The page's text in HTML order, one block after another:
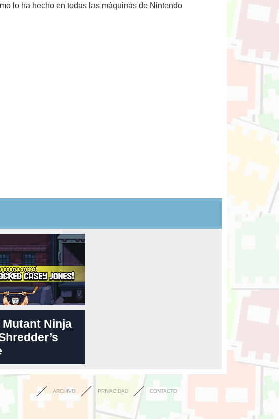
lo ha hecho en todas las máquinas de Nintendo
Mutant Ninja
ARCHIVO PRIVACIDAD CONTACTO